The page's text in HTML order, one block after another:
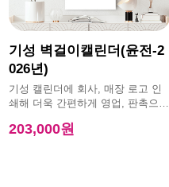
기성 벽걸이캘린더(윤전-2
026년)
기성 캘린더에 회사, 매장 로고 인
쇄해 더욱 간편하게 영업, 판촉으로
203,000원